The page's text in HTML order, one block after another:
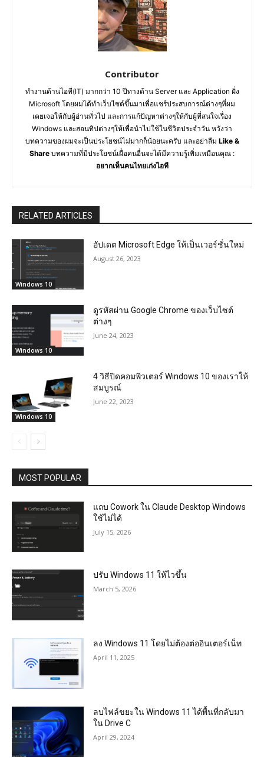
Contributor
ทำงานด้านไอที(IT) มากกว่า 10 ปีทางด้าน Server และ Application ฝั่ง
Microsoft โดยผมได้ทำเว็บไซต์ขึ้นมาเพื่อแชร์ประสบการณ์ต่างๆที่ผม
เคยเจอให้กับผู้อ่านทั่วไป และการแก้ปัญหาต่างๆให้กับผู้ที่สนใจเรื่อง
Windows และสอนทิปต่างๆให้เพื่อนำไปใช้ในชีวิตประจำวัน หวังว่า
บทความของผมจะเป็นประโยชน์ไม่มากก็น้อยนะครับ และอย่าลืม Like &
Share บทความที่มีประโยชน์เผื่อคนอื่นจะได้มีความรู้เพิ่มเหมือนคุณ :
อยากเห็นคนไทยเก่งไอที
RELATED ARTICLES
Windows 10
อัปเดต Microsoft Edge ให้เป็นเวอร์ชั่นใหม่
August 26, 2023
Windows 10
ดูรหัสผ่าน Google Chrome ของเว็บไซต์
ต่างๆ
June 24, 2023
Windows 10
4 วิธีปิดคอมพิวเตอร์ Windows 10 ของเราให้
สมบูรณ์
June 22, 2023
MOST POPULAR
แถบ Cowork ใน Claude Desktop Windows
ใช้ไม่ได้
July 15, 2026
ปรับ Windows 11 ให้ไวขึ้น
March 5, 2026
ลง Windows 11 โดยไม่ต้องต่ออินเตอร์เน็ท
April 11, 2025
ลบไฟล์ขยะใน Windows 11 ได้พื้นที่กลับมา
ใน Drive C
April 29, 2024